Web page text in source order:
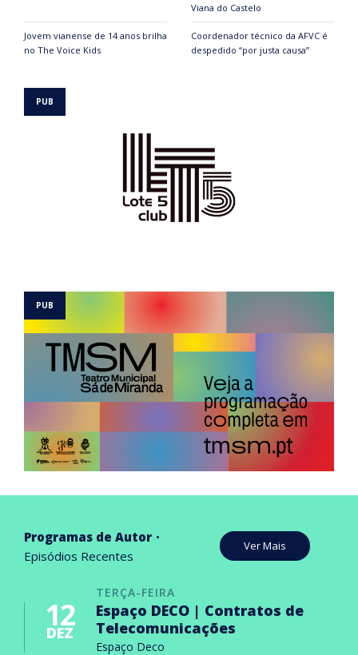
Viana do Castelo
Jovem vianense de 14 anos brilha
no The Voice Kids
Coordenador técnico da AFVC é
despedido “por justa causa”
Programas de Autor
Episódios Recentes
Ver Mais
TERÇA-FEIRA
12
DEZ
Espaço DECO | Contratos de
Telecomunicações
Espaço Deco